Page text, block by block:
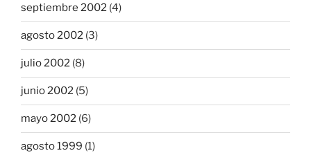
septiembre 2002 (4)
agosto 2002 (3)
julio 2002 (8)
junio 2002 (5)
mayo 2002 (6)
agosto 1999 (1)